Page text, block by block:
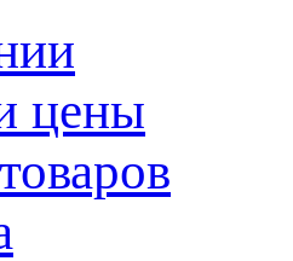
цены